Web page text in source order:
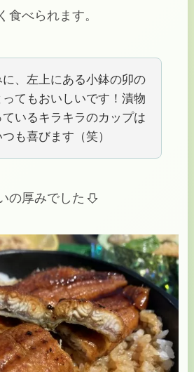
食べられます。
に、左上にある小鉢の卯の
ってもおいしいです！漬物
ているキラキラのカップは
も喜びます（笑）
の厚みでした